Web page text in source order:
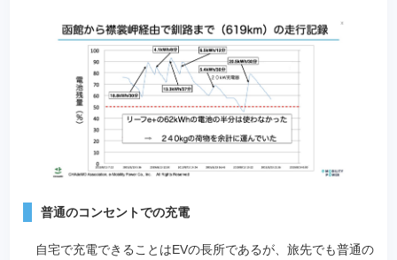
普通のコンセントでの充電
自宅で充電できることはEVの長所であるが、旅先でも普通の